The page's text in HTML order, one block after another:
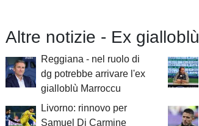
Altre notizie - Ex gialloblù
Reggiana - nel ruolo di
dg potrebbe arrivare l'ex
gialloblù Marroccu
Livorno: rinnovo per
Samuel Di Carmine